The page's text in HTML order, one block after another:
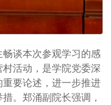
谈本次参观学习的感
活动，是学院党委深
要论述，进一步推进
。郑涌副院长强调，